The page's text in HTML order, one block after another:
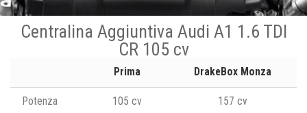
Centralina Aggiuntiva Audi A1 1.6 TDI
CR 105 cv
Prima DrakeBox Monza
Potenza 105 cv 157 cv